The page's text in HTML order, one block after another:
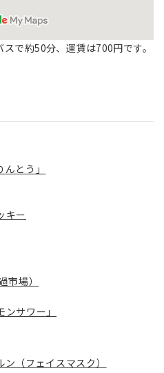
で約50分、運賃は700円です。
とう」
キー
場）
サワー」
（フェイスマスク）